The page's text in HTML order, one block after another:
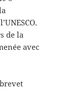
de la
avec